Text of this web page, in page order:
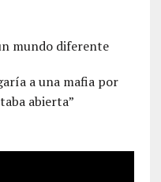
mundo diferente
a una mafia por
abierta”